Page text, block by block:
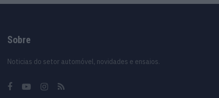
Sobre
Noticias do setor automóvel, novidades e ensaios.